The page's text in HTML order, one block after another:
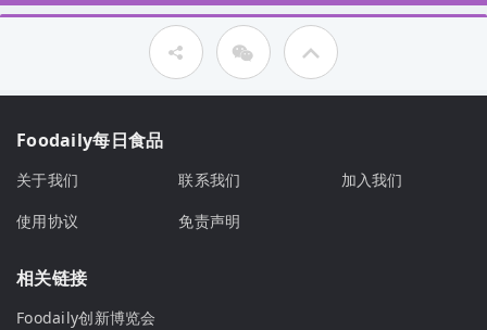
Foodaily每日食品
关于我们 联系我们
加入我们
使用协议
免责声明
相关链接
Foodaily创新博览会